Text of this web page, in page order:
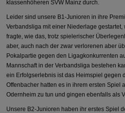
klassenhöheren SVW Mainz durch.
Leider sind unsere B1-Junioren in ihre
Verbandsliga mit einer Niederlage
fragte, wie das, trotz spielerischer
aber, auch nach der zwar verlorenen aber
Pokalpartie gegen den Ligagkonkurrenten
Mannschaft in der Verbandsliga bestehen
ein Erfolgserlebnis ist das Heimspiel gegen
Offenbacher hatten es in ihrem ersten Spiel
Odernheim zu tun und gingen ebenfalls als
Unsere B2-Junioren haben ihr erstes Spiel